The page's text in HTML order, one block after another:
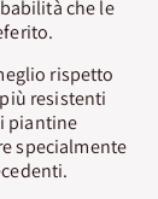
che le
rispetto
resistenti
piantine
specialmente